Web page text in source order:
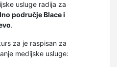
usluge radija za
područje Blace i
.
za je raspisan za
medijske usluge: